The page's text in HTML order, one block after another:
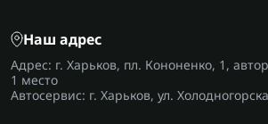
Наш адрес
Адрес: г. Харьков, пл. Кононенко, 1,
1 место
Автосервис: г. Харьков, ул.